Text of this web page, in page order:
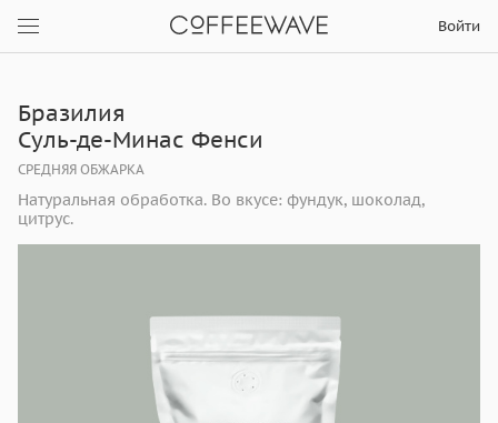
Войти
Бразилия
Суль-де-Минас Фенси
СРЕДНЯЯ ОБЖАРКА
Натуральная обработка. Во вкусе: фундук, шоколад,
цитрус.